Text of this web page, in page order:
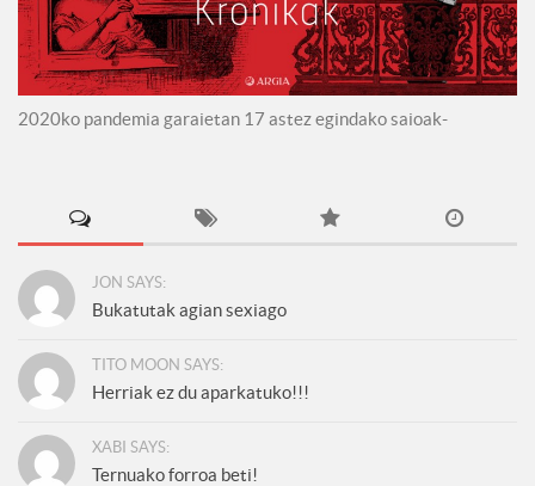
2020ko pandemia garaietan 17 astez egindako saioak-
JON SAYS:
Bukatutak agian sexiago
TITO MOON SAYS:
Herriak ez du aparkatuko!!!
XABI SAYS:
Ternuako forroa beti!